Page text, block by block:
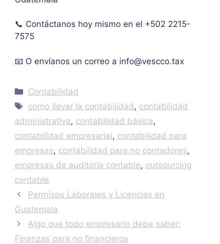
has
📞 Contáctanos hoy mismo en el +502 2215-
7575
📧 O envíanos un correo a info@vescco.tax
Categories
Contabilidad
Tags
como llevar la contabilidad, contabilidad
administrativa, contabilidad básica,
contabilidad empresarial, contabilidad para
empresas, contabilidad para no contadores,
empresas de auditoría contable, outsourcing
contable
Permisos Laborales y Licencias en
Guatemala
Algo que todo empresario debe saber:
Finanzas para no financieros